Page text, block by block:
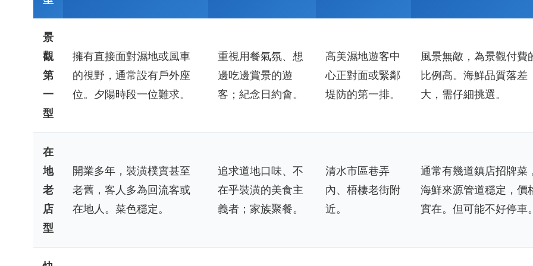
景
觀
第
一
型
擁有直接面對濕地或風車
的視野，通常設有戶外座
位。夕陽時段一位難求。
重視用餐氣氛、想
邊吃邊賞景的遊
客；紀念日約會。
高美濕地遊客中
心正對面或緊鄰
堤防的第一排。
風景無敵，為景觀付費
比例高。海鮮品質落差
大，需仔細挑選。
在
地
老
店
型
開業多年，裝潢樸實甚至
老舊，客人多為回流客或
在地人。菜色穩定。
追求道地口味、不
在乎裝潢的美食主
義者；家族聚餐。
清水市區巷弄
內、梧棲老街附
近。
通常有幾道鎮店招牌菜，
海鮮來源管道穩定，價
實在。但可能不好停車。